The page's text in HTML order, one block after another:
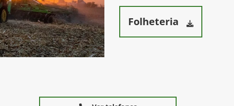
Folheteria